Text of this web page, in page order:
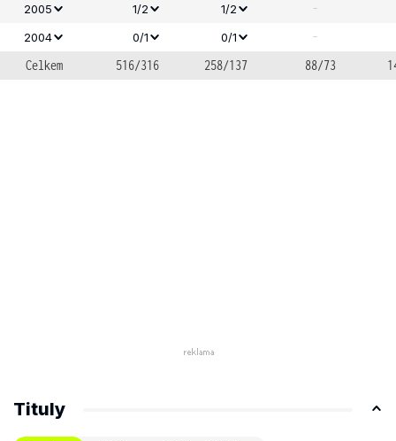
2005 1/2 1/2 -
2004 0/1 0/1
-
Celkem
516/316 258/137 88/73
Tituly